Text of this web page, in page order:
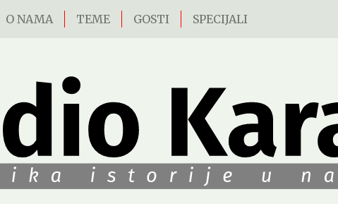
O NAMA TEME GOSTI SPECIJALI